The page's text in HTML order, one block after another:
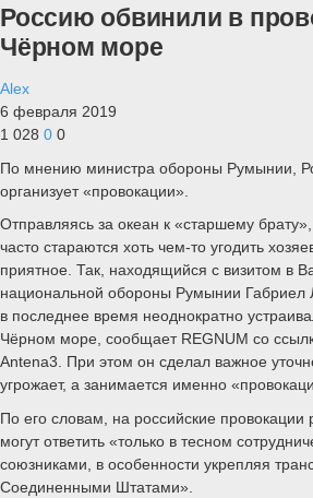
Россию обвинили в
Чёрном море
Alex
6 февраля 2019
1 028 0 0
По мнению министра обороны Румынии,
организует «провокации».
Отправляясь за океан к «старшему
часто стараются хоть чем-то угодить
приятное. Так, находящийся с визитом в
национальной обороны Румынии Габриел
в последнее время неоднократно
Чёрном море, сообщает REGNUM со
Antena3. При этом он сделал важное
угрожает, а занимается именно
По его словам, на российские
могут ответить «только в тесном
союзниками, в особенности укрепляя
Соединенными Штатами».